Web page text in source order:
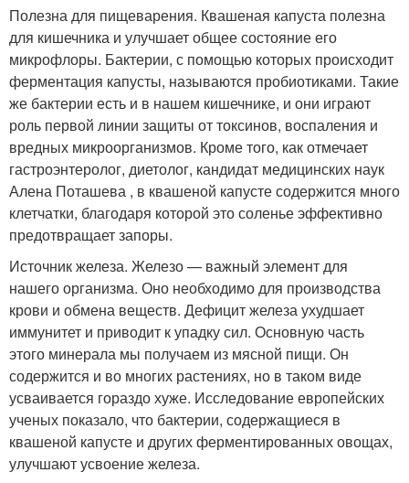
Полезна для пищеварения. Квашеная капуста полезна
для кишечника и улучшает общее состояние его
микрофлоры. Бактерии, с помощью которых происходит
ферментация капусты, называются пробиотиками. Такие
же бактерии есть и в нашем кишечнике, и они играют
роль первой линии защиты от токсинов, воспаления и
вредных микроорганизмов. Кроме того, как отмечает
гастроэнтеролог, диетолог, кандидат медицинских наук
Алена Поташева , в квашеной капусте содержится много
клетчатки, благодаря которой это соленье эффективно
предотвращает запоры.
Источник железа. Железо — важный элемент для
нашего организма. Оно необходимо для производства
крови и обмена веществ. Дефицит железа ухудшает
иммунитет и приводит к упадку сил. Основную часть
этого минерала мы получаем из мясной пищи. Он
содержится и во многих растениях, но в таком виде
усваивается гораздо хуже. Исследование европейских
ученых показало, что бактерии, содержащиеся в
квашеной капусте и других ферментированных овощах,
улучшают усвоение железа.